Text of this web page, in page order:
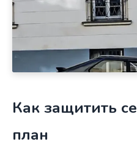
Как защитить
план